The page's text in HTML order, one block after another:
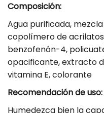
a
m
p
o
o
p
a
r
e
h
a
m
p
o
o
p
a
Composición:
Agua purificada,
copolímero de
benzofenón-4,
opacificante, extracto
vitamina E, colorante
Recomendación de uso:
Humedezca bien la